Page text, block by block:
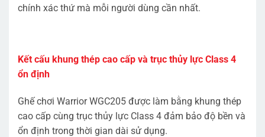
chính xác thứ mà mỗi người dùng cần nhất.
Kết cấu khung thép cao cấp và trục thủy lực Class 4
ổn định
Ghế chơi Warrior WGC205 được làm bằng khung thép
cao cấp cùng trục thủy lực Class 4 đảm bảo độ bền và
ổn định trong thời gian dài sử dụng.